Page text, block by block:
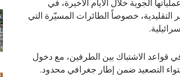
الجوية خلال الأيام الأخيرة، في
التقليدية، خصوصاً الطائرات المسيّرة التي
قواعد الاشتباك بين الطرفين، مع دخول
التصعيد ضمن إطار جغرافي محدود.